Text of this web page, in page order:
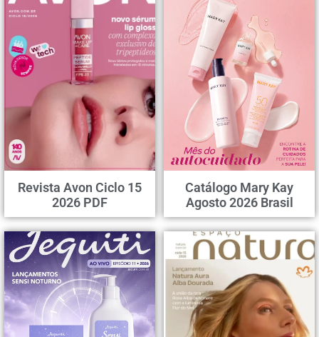
Revista Avon Ciclo 15
2026 PDF
Catálogo Mary Kay
Agosto 2026 Brasil